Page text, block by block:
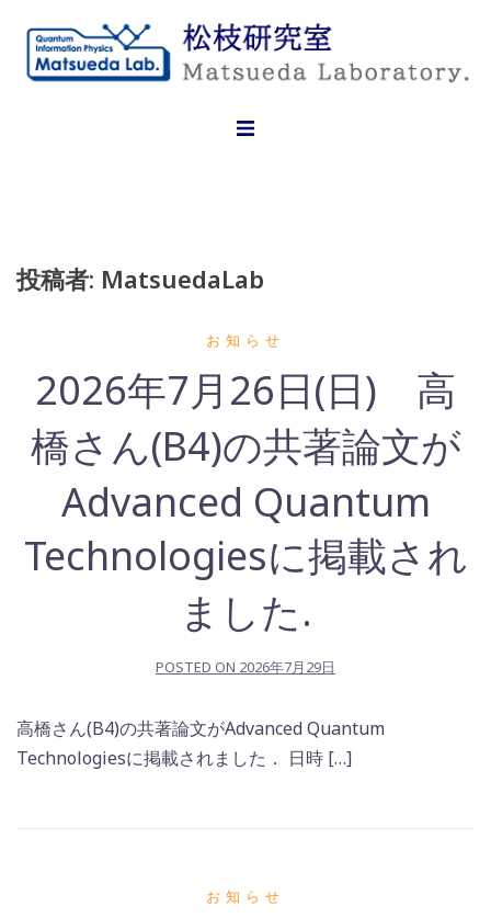
content
投稿者: MatsuedaLab
お知らせ
2026年7月26日(日) 高
橋さん(B4)の共著論文が
Advanced Quantum
Technologiesに掲載され
ました.
POSTED ON 2026年7月29日
高橋さん(B4)の共著論文がAdvanced Quantum
Technologiesに掲載されました． 日時 […]
お知らせ